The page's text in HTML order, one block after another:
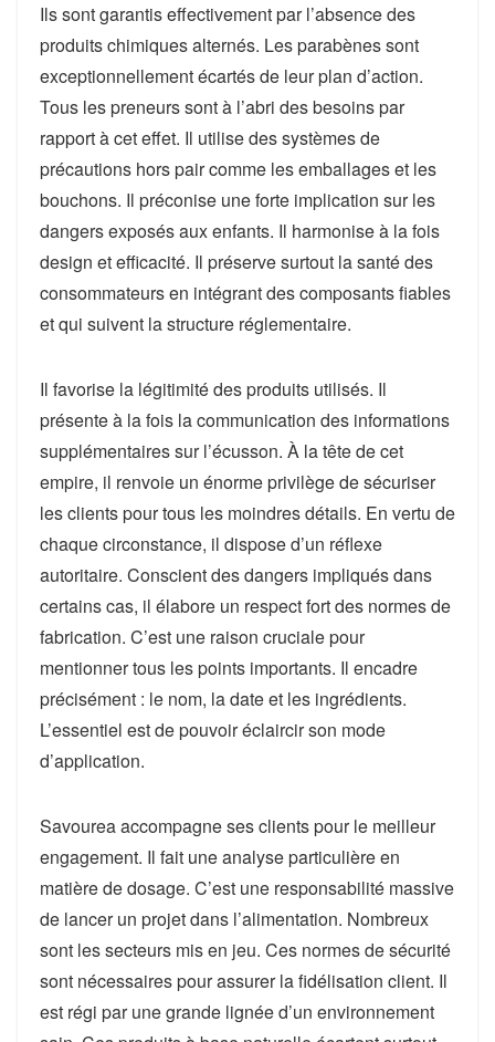
Ils sont garantis effectivement par l’absence des
produits chimiques alternés. Les parabènes sont
exceptionnellement écartés de leur plan d’action.
Tous les preneurs sont à l’abri des besoins par
rapport à cet effet. Il utilise des systèmes de
précautions hors pair comme les emballages et les
bouchons. Il préconise une forte implication sur les
dangers exposés aux enfants. Il harmonise à la fois
design et efficacité. Il préserve surtout la santé des
consommateurs en intégrant des composants fiables
et qui suivent la structure réglementaire.
Il favorise la légitimité des produits utilisés. Il
présente à la fois la communication des informations
supplémentaires sur l’écusson. À la tête de cet
empire, il renvoie un énorme privilège de sécuriser
les clients pour tous les moindres détails. En vertu de
chaque circonstance, il dispose d’un réflexe
autoritaire. Conscient des dangers impliqués dans
certains cas, il élabore un respect fort des normes de
fabrication. C’est une raison cruciale pour
mentionner tous les points importants. Il encadre
précisément : le nom, la date et les ingrédients.
L’essentiel est de pouvoir éclaircir son mode
d’application.
Savourea accompagne ses clients pour le meilleur
engagement. Il fait une analyse particulière en
matière de dosage. C’est une responsabilité massive
de lancer un projet dans l’alimentation. Nombreux
sont les secteurs mis en jeu. Ces normes de sécurité
sont nécessaires pour assurer la fidélisation client. Il
est régi par une grande lignée d’un environnement